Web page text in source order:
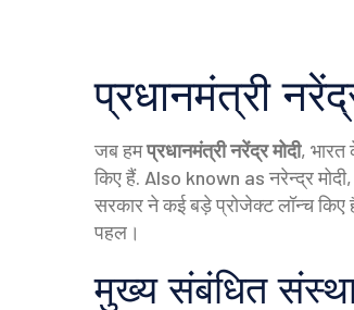
प्रधानमंत्री
जब हमप्रधानमंत्री नरेंद्र मोदी, भारत
किए हैं. Also known asनरेन्द्र मोदी
सरकार ने कई बड़े प्रोजेक्ट लॉन्च किए
पहल।
मुख्य संबंधित